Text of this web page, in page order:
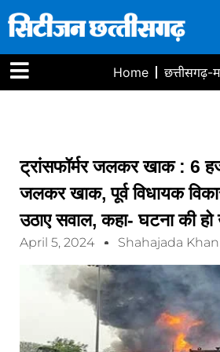
Home छत्तीसगढ़-
ट्रांसफॉर्मर जलकर खाक : 6
जलकर खाक, पूर्व विधायक
उठाए सवाल, कहा- घटना की
April 5, 2024 Shahajada Khan